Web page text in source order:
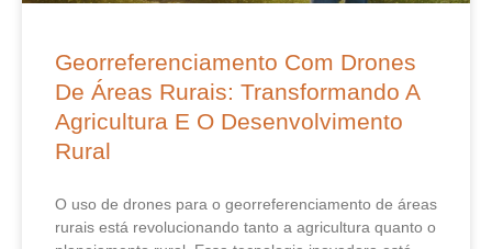
Georreferenciamento Com Drones
De Áreas Rurais: Transformando A
Agricultura E O Desenvolvimento
Rural
O uso de drones para o georreferenciamento de áreas
rurais está revolucionando tanto a agricultura quanto o